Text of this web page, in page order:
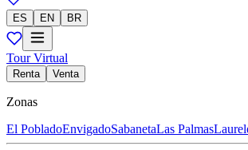
ES EN BR
Tour Virtual
Renta Venta
Zonas
El PobladoEnvigadoSabanetaLas Palmas